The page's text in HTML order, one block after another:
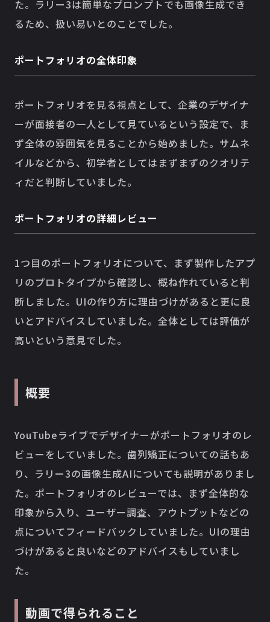
た。ラリー3は簡単なプロンプトでも画像生成でき
るため、扱い易いとのことでした。
ポートフォリオの全体印象
ポートフォリオを見る視点として、企業のデザイナ
ーが面接者の一人として見ているという設定で、ま
ず全体の雰囲気を見ることから始めました。サムネ
イルなどから、初学者としてはまずまずのクオリテ
ィだと判断していました。
ポートフォリオの詳細レビュー
1つ目のポートフォリオについて、まず製作したアプ
リのプロトタイプから確認し、概ね作れていると判
断しました。UIの作り方に理由づけがあると更に良
いとアドバイスしていました。全体としては評価が
高いという意見でした。
概要
YouTubeライブでデザイナーがポートフォリオのレ
ビューをしていました。歯列矯正についての話もあ
り、ラリー3の画像生成AIについても説明がありまし
た。ポートフォリオのレビューでは、まず全体的な
印象から入り、ユーザー調査、アウトプットなどの
点についてフィードバックしていました。UIの理由
づけがあると良いなどのアドバイスもしていまし
た。
動画で得られること